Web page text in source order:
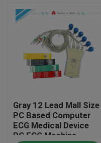
Hubungi kami
Permintaan Penawaran
Company News
Mesin EKG Nirkabel
Mesin EKG Genggam
Gray 12 Lead Mall Size
PC Based Computer
ECG Medical Device
PC ECG Machine